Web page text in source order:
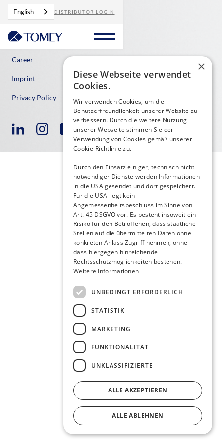
English DISTRIBUTOR LOGIN
Contact
Career
Imprint
Privacy Policy
×
Diese Webseite verwendet
Cookies.
Wir verwenden Cookies, um die
Benutzerfreundlichkeit unserer Website zu
verbessern. Durch die weitere Nutzung
unserer Webseite stimmen Sie der
Verwendung von Cookies gemäß unserer
Cookie-Richtlinie zu.
Durch den Einsatz einiger, technisch nicht
notwendiger Dienste werden Informationen
in die USA gesendet und dort gespeichert.
Für die USA liegt kein
Angemessenheitsbeschluss im Sinne von
Art. 45 DSGVO vor. Es besteht insoweit ein
Risiko für den Betroffenen, dass staatliche
Stellen auf die übermittelten Daten ohne
konkreten Anlass Zugriff nehmen, ohne
dass hiergegen hinreichende
Rechtsschutzmöglichkeiten bestehen.
Weitere Informationen
UNBEDINGT ERFORDERLICH
STATISTIK
MARKETING
FUNKTIONALITÄT
UNKLASSIFIZIERTE
ALLE AKZEPTIEREN
ALLE ABLEHNEN